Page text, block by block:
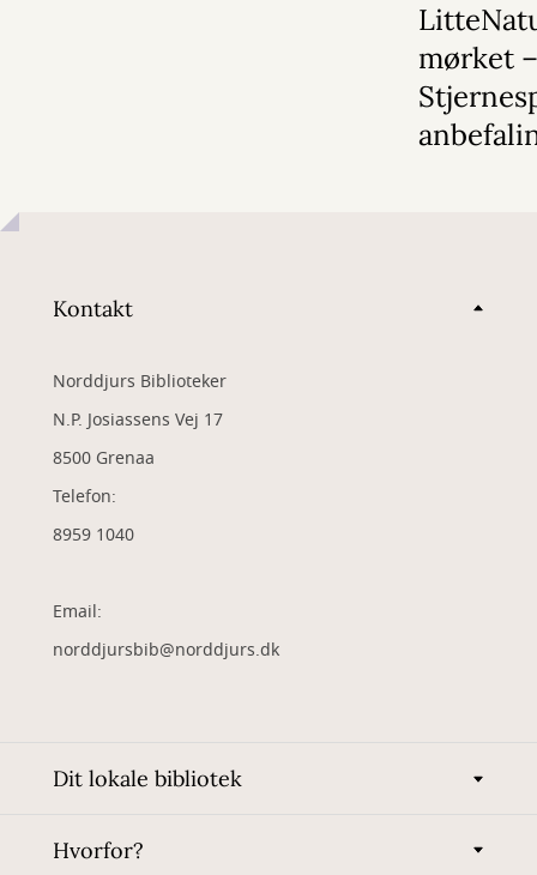
mørket
Kontakt
Norddjurs Biblioteker
N.P. Josiassens Vej 17
8500 Grenaa
Telefon:
8959 1040
Email:
norddjursbib@norddjurs.dk
Dit lokale bibliotek
Hvorfor?